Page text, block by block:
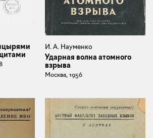
И. А. Науменко
Ударная волна атомного
взрыва
Москва, 1956